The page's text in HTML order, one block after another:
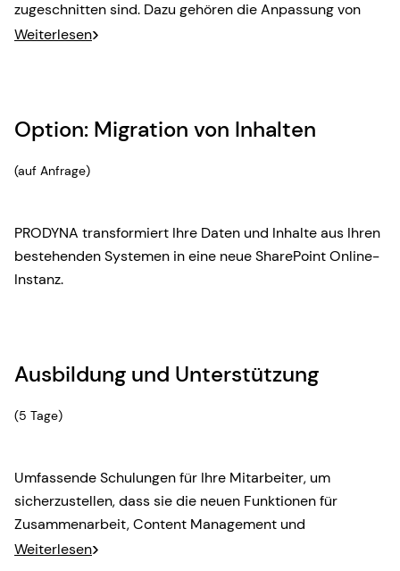
zugeschnitten sind. Dazu gehören die Anpassung von
SharePoint Online-Funktionen und die Entwicklung von
Weiterlesen
Option: Migration von Inhalten
(auf Anfrage)
PRODYNA transformiert Ihre Daten und Inhalte aus Ihren
bestehenden Systemen in eine neue SharePoint Online-
Instanz.
Ausbildung und Unterstützung
(5 Tage)
Umfassende Schulungen für Ihre Mitarbeiter, um
sicherzustellen, dass sie die neuen Funktionen für
Zusammenarbeit, Content Management und
Dokumentenmanagement effektiv nutzen können.
Weiterlesen